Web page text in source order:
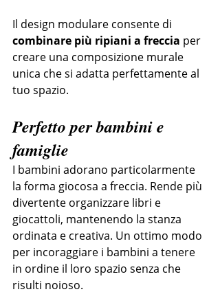
Il design modulare consente di
combinare più ripiani a freccia per
creare una composizione murale
unica che si adatta perfettamente al
tuo spazio.
Perfetto per bambini e
famiglie
I bambini adorano particolarmente
la forma giocosa a freccia. Rende più
divertente organizzare libri e
giocattoli, mantenendo la stanza
ordinata e creativa. Un ottimo modo
per incoraggiare i bambini a tenere
in ordine il loro spazio senza che
risulti noioso.